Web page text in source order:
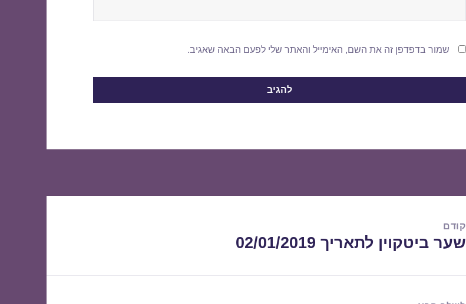
שמור בדפדפן זה את השם, האימייל והאתר שלי לפעם הבאה שאגיב.
קודם
הפוסט
שער ביטקוין לתאריך 02/01/2019